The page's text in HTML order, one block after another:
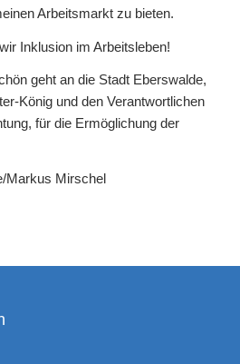
Arbeitsmarkt zu bieten.
Inklusion im Arbeitsleben!
geht an die Stadt Eberswalde,
König und den Verantwortlichen
für die Ermöglichung der
Markus Mirschel